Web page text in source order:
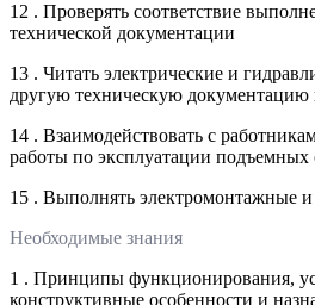
12 . Проверять соответствие
технической документации
13 . Читать электрические и
другую техническую
14 . Взаимодействовать с
работы по эксплуатации
15 . Выполнять электромонтажные
Необходимые знания
1 . Принципы функционирования,
конструктивные особенности и